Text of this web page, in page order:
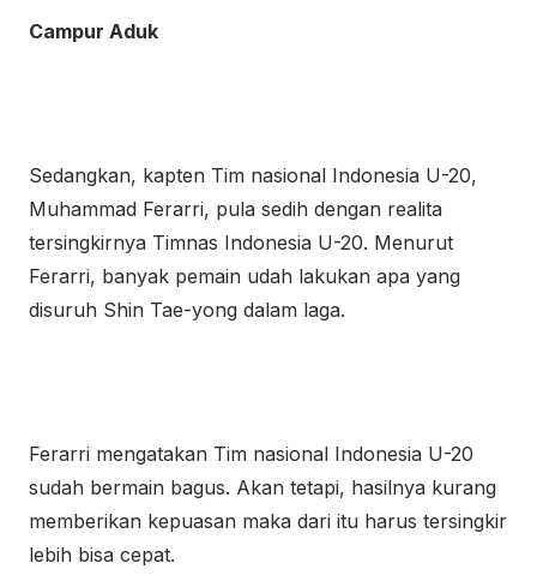
Campur Aduk
Sedangkan, kapten Tim nasional Indonesia U-20,
Muhammad Ferarri, pula sedih dengan realita
tersingkirnya Timnas Indonesia U-20. Menurut
Ferarri, banyak pemain udah lakukan apa yang
disuruh Shin Tae-yong dalam laga.
Ferarri mengatakan Tim nasional Indonesia U-20
sudah bermain bagus. Akan tetapi, hasilnya kurang
memberikan kepuasan maka dari itu harus tersingkir
lebih bisa cepat.